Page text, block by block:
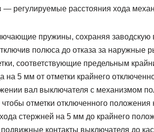
— регулируемые расстояния хода
пружины, сохраняя заводскую
полюса до отказа за наружные
соответствующие предельным
на 5 мм от отметки крайнего
вал выключателя с механизмом
отметки отключенного положения
стержней на 5 мм до крайнего
контакты выключателя до